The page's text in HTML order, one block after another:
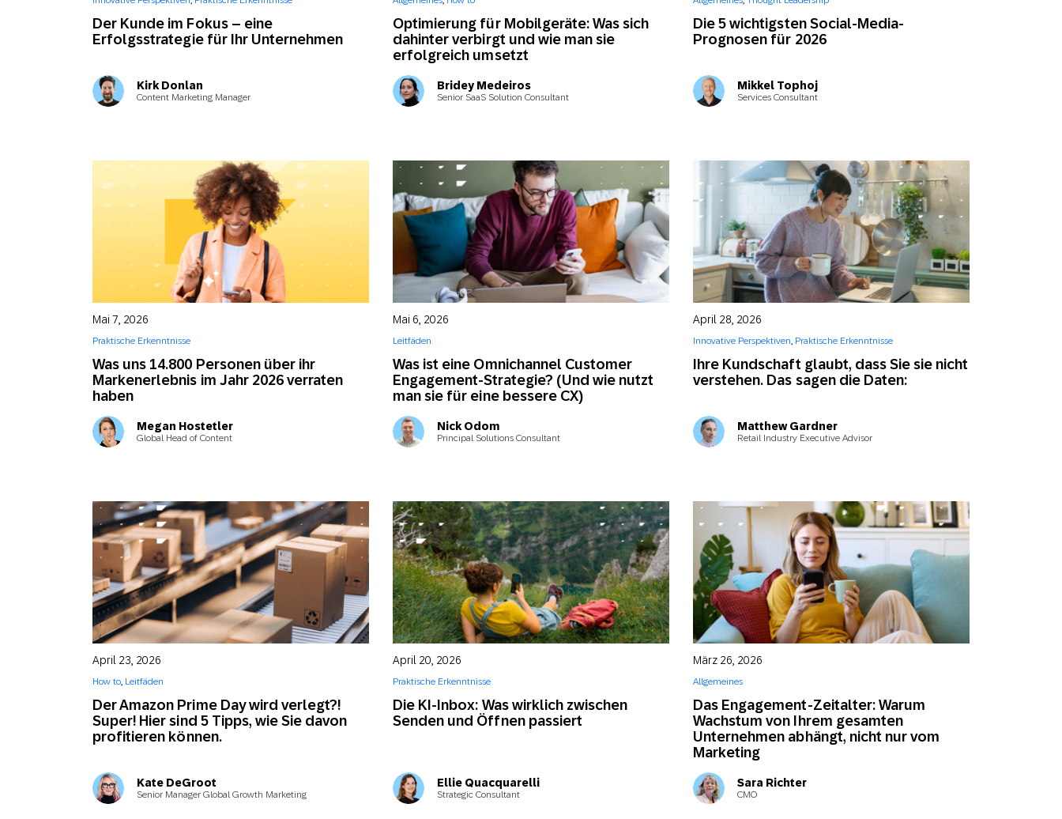
Web Digital Ads SMS Mobile Wallet
Conversational
Messaging
Der Kunde im Fokus – eine
Erfolgsstrategie für Ihr Unternehmen
Kirk Donlan
Content Marketing Manager
Optimierung für Mobilgeräte: Was sich
dahinter verbirgt und wie man sie
erfolgreich umsetzt
Bridey Medeiros
Senior SaaS Solution Consultant
Die 5 wichtigsten Social-Media-
Prognosen für 2026
Mikkel Tophoj
Services Consultant
Was uns 14.800 Personen über ihr
Markenerlebnis im Jahr 2026 verraten
haben
Mai 7, 2026
Praktische Erkenntnisse
Megan Hostetler
Global Head of Content
Was ist eine Omnichannel Customer
Engagement-Strategie? (Und wie nutzt
man sie für eine bessere CX)
Mai 6, 2026
Leitfäden
Nick Odom
Principal Solutions Consultant
Ihre Kundschaft glaubt, dass Sie sie nicht
verstehen. Das sagen die Daten:
April 28, 2026
Innovative Perspektiven, Praktische Erkenntnisse
Matthew Gardner
Retail Industry Executive Advisor
Der Amazon Prime Day wird verlegt?!
Super! Hier sind 5 Tipps, wie Sie davon
profitieren können.
April 23, 2026
How to, Leitfäden
Kate DeGroot
Senior Manager Global Growth Marketing
Die KI-Inbox: Was wirklich zwischen
Senden und Öffnen passiert
April 20, 2026
Praktische Erkenntnisse
Ellie Quacquarelli
Strategic Consultant
Das Engagement-Zeitalter: Warum
Wachstum von Ihrem gesamten
Unternehmen abhängt, nicht nur vom
Marketing
März 26, 2026
Allgemeines
Sara Richter
CMO